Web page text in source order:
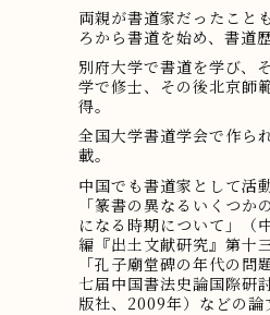
両親が書道家だったこと
ろから書道を始め、書道
別府大学で書道を学び、
学で修士、その後北京師
得。
全国大学書道学会で作ら
載。
中国でも書道家として活動
「篆書の異なるいくつか
になる時期について」（
編『出土文献研究』第十
「孔子廟堂碑の年代の問
七届中国書法史論国際研
版社、2009年）などの論